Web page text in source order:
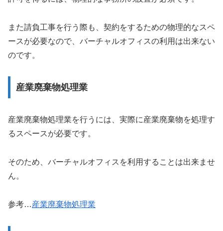
また請負工事を行う際も、契約をするための物理的なスペ
ースが必要なので、バーチャルオフィスの利用は出来ない
のです。
産業廃棄物処理業
産業廃棄物処理業を行うには、実際に産業廃棄物を処理す
るスペースが必要です。
そのため、バーチャルオフィスを利用することは出来ませ
ん。
参考…産業廃棄物処理業